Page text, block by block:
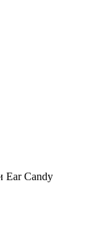
Ear Candy